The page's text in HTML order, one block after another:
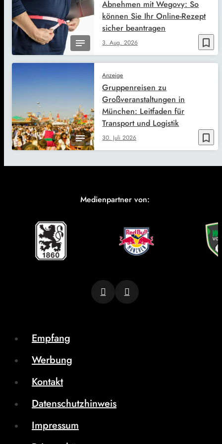
bookmark_border
3. Aug. 2026
Abnehmen mit Wegovy: So
können Sie Ihr Online-Rezept
sicher beantragen
bookmark_border
Anzeige
30. Juli 2026
Gruppenreisen zu
Großveranstaltungen in
München: Leitfaden für
Transport und Logistik
Medienpartner von:
Empfang
Werbung
Kontakt
Datenschutzhinweis
Impressum